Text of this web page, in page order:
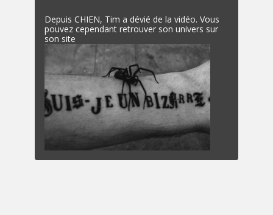
Depuis CHIEN, Tim a dévié de la vidéo. Vous
pouvez cependant retrouver son univers sur
son site